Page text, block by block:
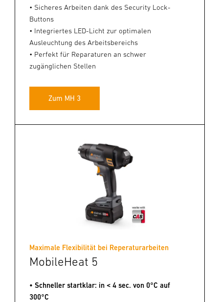
• Sicheres Arbeiten dank des Security Lock-
Buttons
• Integriertes LED-Licht zur optimalen
Ausleuchtung des Arbeitsbereichs
• Perfekt für Reparaturen an schwer
zugänglichen Stellen
Zum MH 3
Maximale Flexibilität bei Reperaturarbeiten
MobileHeat 5
• Schneller startklar: in < 4 sec. von 0°C auf
300°C